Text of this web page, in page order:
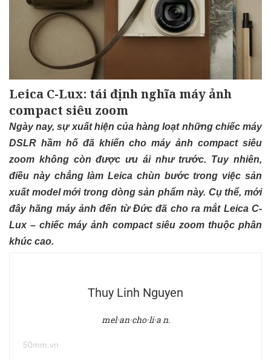
Leica C-Lux: tái định nghĩa máy ảnh
compact siêu zoom
Ngày nay, sự xuất hiện của hàng loạt những chiếc máy
DSLR hầm hố đã khiến cho máy ảnh compact siêu
zoom không còn được ưu ái như trước. Tuy nhiên,
điều này chẳng làm Leica chùn bước trong việc sản
xuất model mới trong dòng sản phẩm này. Cụ thể, mới
đây hãng máy ảnh đến từ Đức đã cho ra mắt Leica C-
Lux – chiếc máy ảnh compact siêu zoom thuộc phân
khúc cao.
Thuy Linh Nguyen
mel·an·cho·li·a n.
50mm.vn